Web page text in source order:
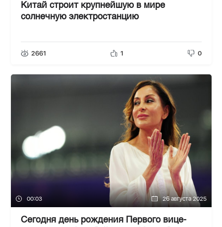
Китай строит крупнейшую в мире
солнечную электростанцию
2661 1 0
00:03 26 августа 2025
Сегодня день рождения Первого вице-